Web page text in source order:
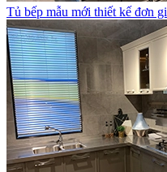
Tủ bếp mẫu mới thiết kế đơn